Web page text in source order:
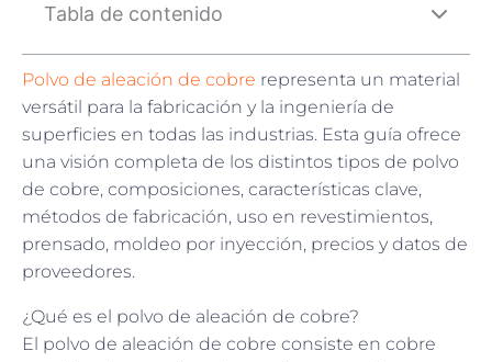
Tabla de contenido
Polvo de aleación de cobre representa un material
versátil para la fabricación y la ingeniería de
superficies en todas las industrias. Esta guía ofrece
una visión completa de los distintos tipos de polvo
de cobre, composiciones, características clave,
métodos de fabricación, uso en revestimientos,
prensado, moldeo por inyección, precios y datos de
proveedores.
¿Qué es el polvo de aleación de cobre?
El polvo de aleación de cobre consiste en cobre